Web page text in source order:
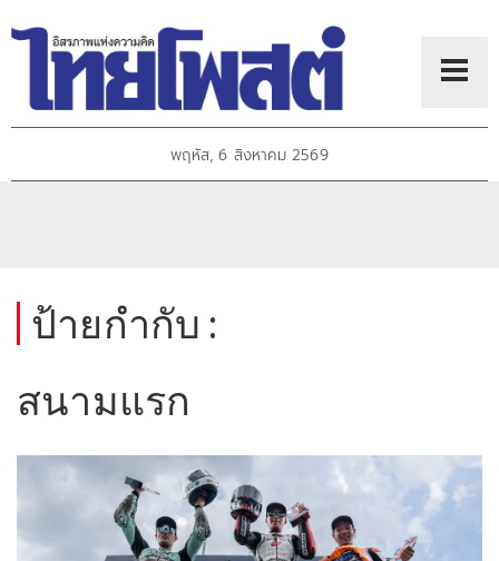
พฤหัส, 6 สิงหาคม 2569
ป้ายกำกับ :
สนามแรก